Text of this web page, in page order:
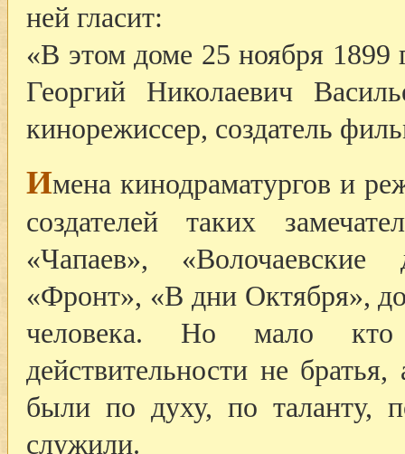
ней гласит:
«В этом доме 25 ноября 1899
Георгий Николаевич
кинорежиссер, создатель
Имена кинодраматургов и
создателей таких
«Чапаев»,
«Фронт», «В дни Октября»,
человека. Но мало
действительности не
были по духу, по таланту,
служили.